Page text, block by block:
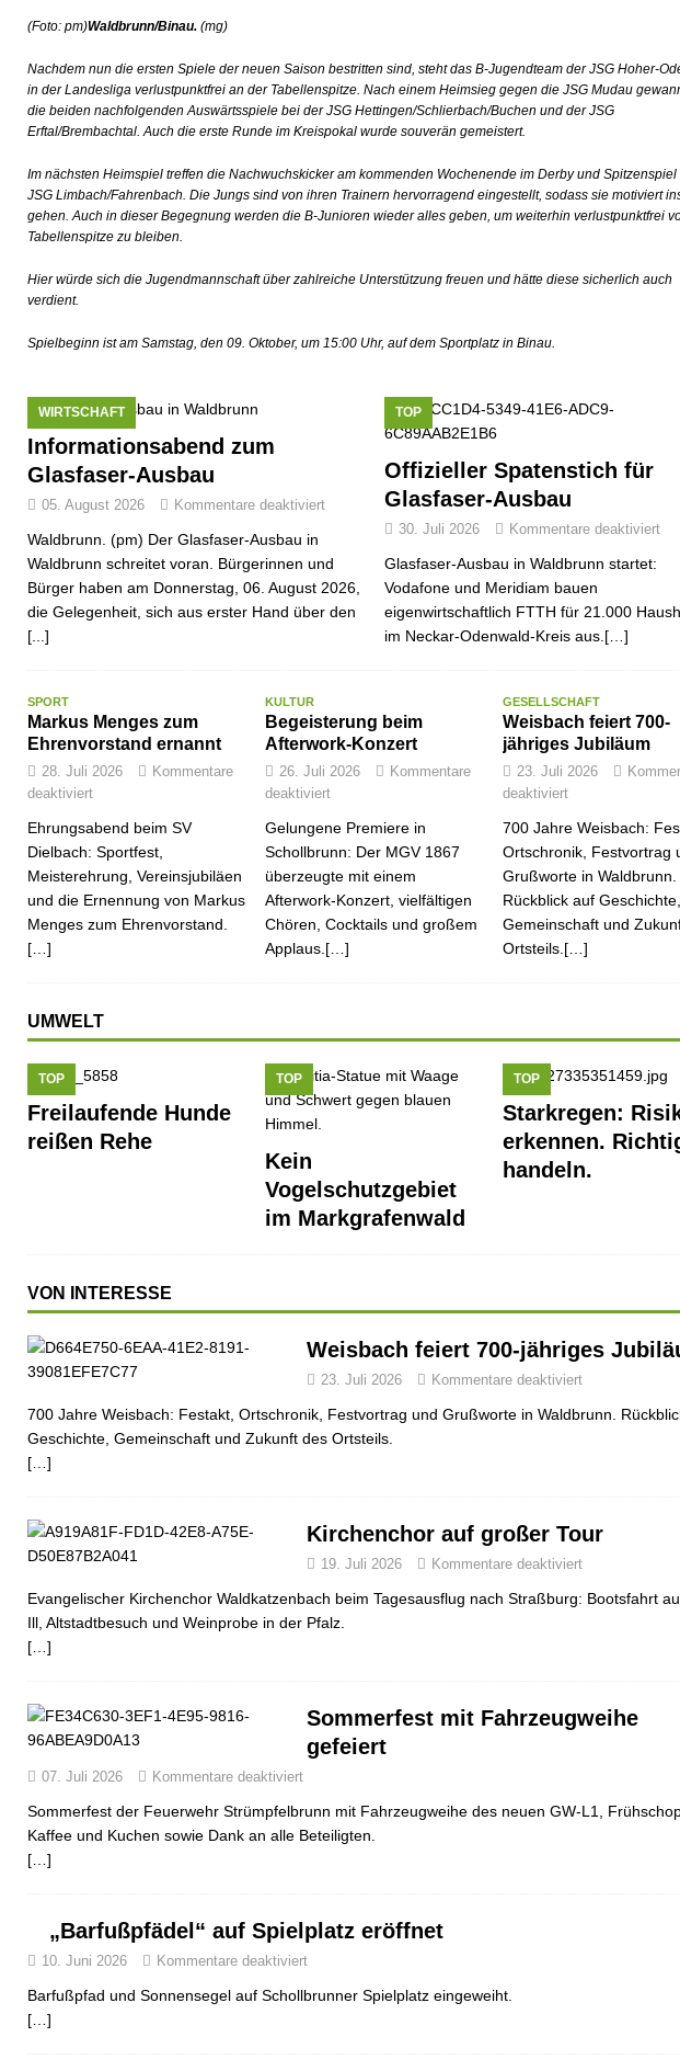
[ 10. Juli 2026 ] Freilaufende Hunde reißen Rehe TOP
[ 08. Juli 2026 ] Dorfgeschichte sichtbar gemacht KULTUR
[ 07. Juli 2026 ] Durchfahrt für Individualverkehr verboten SONSTIGES
(Foto: pm)Waldbrunn/Binau. (mg)
Nachdem nun die ersten Spiele der neuen Saison bestritten sind, steht das B-Jugendteam der JSG Hoher-
in der Landesliga verlustpunktfrei an der Tabellenspitze. Nach einem Heimsieg gegen die JSG Mudau
die beiden nachfolgenden Auswärtsspiele bei der JSG Hettingen/Schlierbach/Buchen und der JSG
Erftal/Brembachtal. Auch die erste Runde im Kreispokal wurde souverän gemeistert.
Im nächsten Heimspiel treffen die Nachwuchskicker am kommenden Wochenende im Derby und Spitzenspiel
JSG Limbach/Fahrenbach. Die Jungs sind von ihren Trainern hervorragend eingestellt, sodass sie motiviert
gehen. Auch in dieser Begegnung werden die B-Junioren wieder alles geben, um weiterhin verlustpunktfrei
Tabellenspitze zu bleiben.
Hier würde sich die Jugendmannschaft über zahlreiche Unterstützung freuen und hätte diese sicherlich auch
verdient.
Spielbeginn ist am Samstag, den 09. Oktober, um 15:00 Uhr, auf dem Sportplatz in Binau.
Informationsabend zum
Glasfaser-Ausbau
WIRTSCHAFT
05. August 2026 Kommentare deaktiviert
Waldbrunn. (pm) Der Glasfaser-Ausbau in
Waldbrunn schreitet voran. Bürgerinnen und
Bürger haben am Donnerstag, 06. August 2026,
die Gelegenheit, sich aus erster Hand über den
[...]
Offizieller Spatenstich für
Glasfaser-Ausbau
TOP
30. Juli 2026 Kommentare deaktiviert
Glasfaser-Ausbau in Waldbrunn startet:
Vodafone und Meridiam bauen
eigenwirtschaftlich FTTH für 21.000
im Neckar-Odenwald-Kreis aus.[…]
SPORT
Markus Menges zum
Ehrenvorstand ernannt
28. Juli 2026
Kommentare
deaktiviert
Ehrungsabend beim SV
Dielbach: Sportfest,
Meisterehrung, Vereinsjubiläen
und die Ernennung von Markus
Menges zum Ehrenvorstand.
[…]
KULTUR
Begeisterung beim
Afterwork-Konzert
26. Juli 2026
Kommentare
deaktiviert
Gelungene Premiere in
Schollbrunn: Der MGV 1867
überzeugte mit einem
Afterwork-Konzert, vielfältigen
Chören, Cocktails und großem
Applaus.[…]
GESELLSCHAFT
Weisbach feiert 700-
jähriges Jubiläum
23. Juli 2026
deaktiviert
700 Jahre Weisbach:
Ortschronik, Festvortrag
Grußworte in Waldbrunn.
Rückblick auf Geschichte,
Gemeinschaft und
Ortsteils.[…]
UMWELT
TOP
Freilaufende Hunde
reißen Rehe
TOP
Kein
Vogelschutzgebiet
im Markgrafenwald
TOP
Starkregen:
erkennen.
handeln.
VON INTERESSE
Weisbach feiert 700-jähriges
23. Juli 2026 Kommentare deaktiviert
700 Jahre Weisbach: Festakt, Ortschronik, Festvortrag und Grußworte in Waldbrunn.
Geschichte, Gemeinschaft und Zukunft des Ortsteils.
[…]
Kirchenchor auf großer Tour
19. Juli 2026 Kommentare deaktiviert
Evangelischer Kirchenchor Waldkatzenbach beim Tagesausflug nach Straßburg: Bootsfahrt
Ill, Altstadtbesuch und Weinprobe in der Pfalz.
[…]
Sommerfest mit Fahrzeugweihe
gefeiert
07. Juli 2026 Kommentare deaktiviert
Sommerfest der Feuerwehr Strümpfelbrunn mit Fahrzeugweihe des neuen GW-L1,
Kaffee und Kuchen sowie Dank an alle Beteiligten.
[…]
„Barfußpfädel“ auf Spielplatz eröffnet
10. Juni 2026 Kommentare deaktiviert
Barfußpfad und Sonnensegel auf Schollbrunner Spielplatz eingeweiht.
[…]